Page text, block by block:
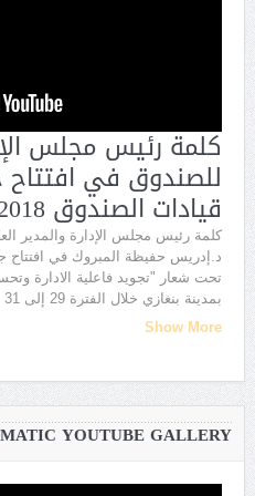
كلمة رئيس مجلس
للصندوق في
قيادات الصندوق 2018
كلمة رئيس مجلس الإدارة والمدير
د.إدريس حفيظة المبروك في افتتاح
تحت شعار "تجويد فاعلية الادارة
بمدينة بنغازي خلال الفترة 29 إلى 31
Show More
YOUTUBE GALLERY